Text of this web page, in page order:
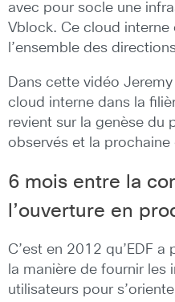
avec pour socle une
Vblock. Ce cloud interne
l’ensemble des
Dans cette vidéo
cloud interne dans la
revient sur la genèse du
observés et la prochaine
6 mois entre la
l’ouverture en
C’est en 2012 qu’EDF
la manière de fournir les
utilisateurs pour